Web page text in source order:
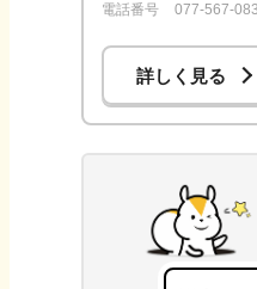
電話番号
077-567-
詳しく見る